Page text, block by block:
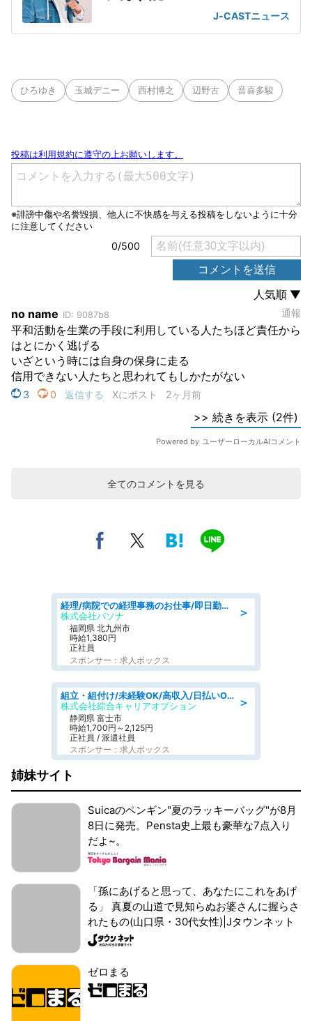
J-CASTニュース
ひろゆき 玉城デニー 西村博之 辺野古 音喜多駿
全てのコメントを見る
＞
経理/病院での経理事務のお仕事/即日勤務可/車通勤可/経理/一般事務
株式会社パソナ
福岡県 北九州市
時給1,380円
正社員
スポンサー：求人ボックス
＞
組立・組付け/未経験OK/高収入/日払いOK/交替制/20・30・40代活躍中
株式会社綜合キャリアオプション
静岡県 富士市
時給1,700円～2,125円
正社員 / 派遣社員
スポンサー：求人ボックス
姉妹サイト
Suicaのペンギン"夏のラッキーバッグ"が8月
8日に発売。Pensta史上最も豪華な7点入り
だよ~。
「孫にあげると思って、あなたにこれをあげ
る」 真夏の山道で見知らぬお婆さんに握らさ
れたもの(山口県・30代女性)|Jタウンネット
ゼロまる